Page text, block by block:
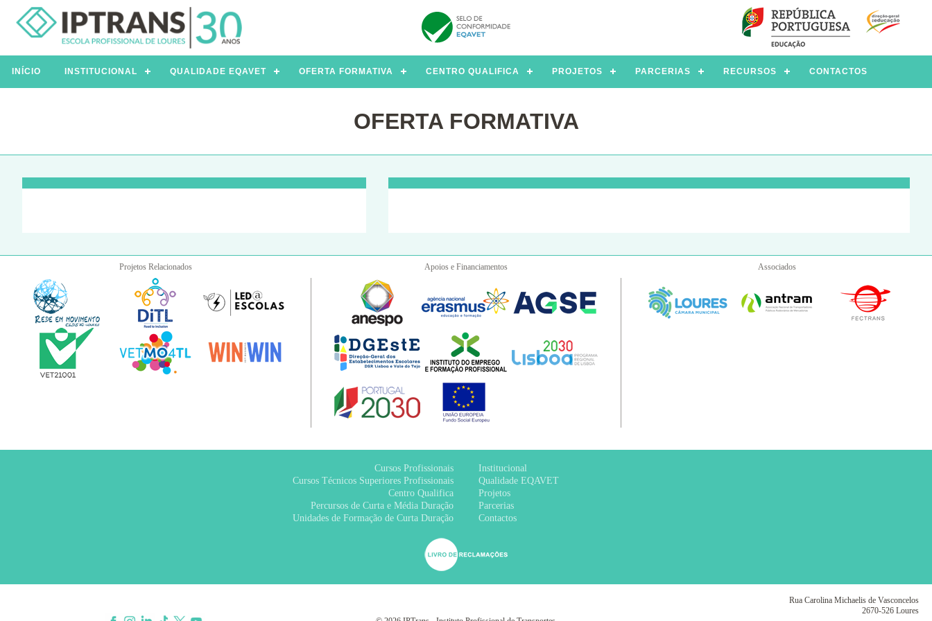
INÍCIO INSTITUCIONAL QUALIDADE EQAVET OFERTA FORMATIVA CENTRO QUALIFICA PROJETOS PARCERIAS RECURSOS CONTACTOS
OFERTA FORMATIVA
Projetos Relacionados Apoios e Financiamentos Associados
Cursos Profissionais
Cursos Técnicos Superiores Profissionais
Centro Qualifica
Percursos de Curta e Média Duração
Unidades de Formação de Curta Duração
Institucional
Qualidade EQAVET
Projetos
Parcerias
Contactos
Rua Carolina Michaelis de Vasconcelos
2670-526 Loures